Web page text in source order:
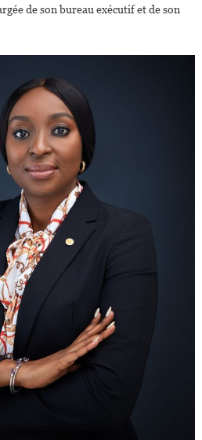
de son bureau exécutif et de son